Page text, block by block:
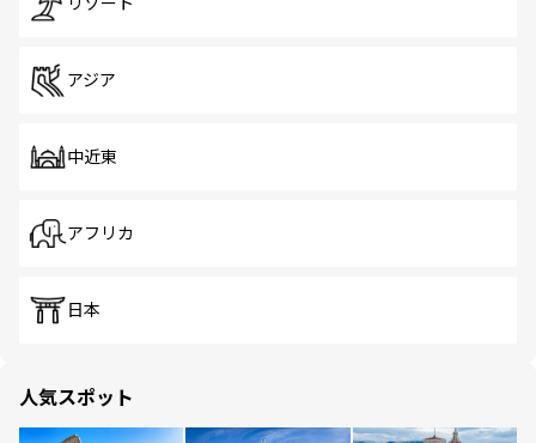
アジア
中近東
アフリカ
日本
人気スポット